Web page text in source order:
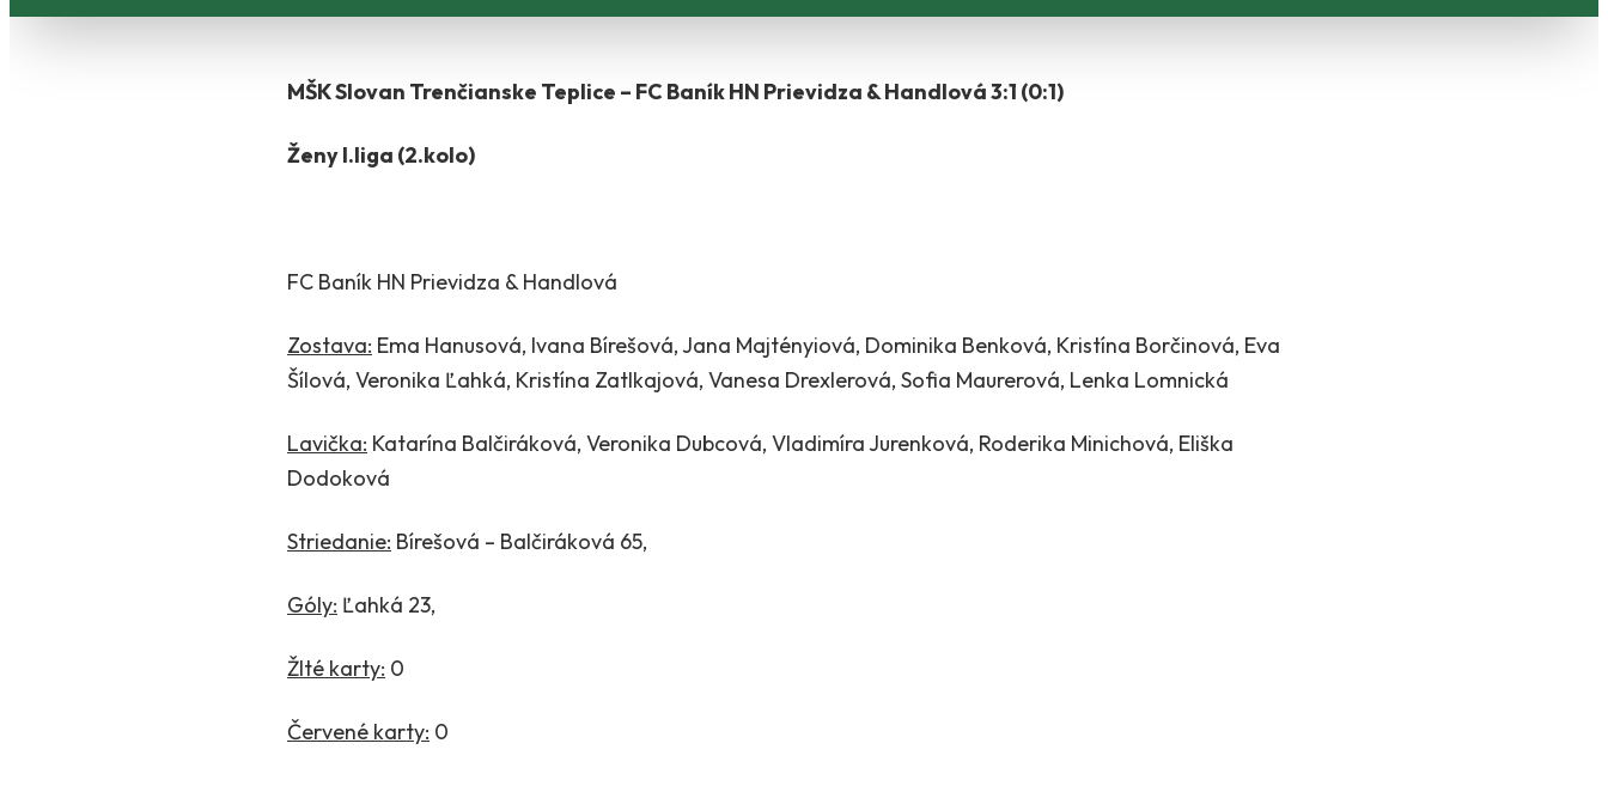
MŠK Slovan Trenčianske Teplice – FC Baník HN Prievidza & Handlová 3:1 (0:1)
Ženy I.liga (2.kolo)
FC Baník HN Prievidza & Handlová
Zostava: Ema Hanusová, Ivana Bírešová, Jana Majtényiová, Dominika Benková, Kristína Borčinová, Eva
Šílová, Veronika Ľahká, Kristína Zatlkajová, Vanesa Drexlerová, Sofia Maurerová, Lenka Lomnická
Lavička: Katarína Balčiráková, Veronika Dubcová, Vladimíra Jurenková, Roderika Minichová, Eliška
Dodoková
Striedanie: Bírešová – Balčiráková 65‚
Góly: Ľahká 23‚
Žlté karty: 0
Červené karty: 0